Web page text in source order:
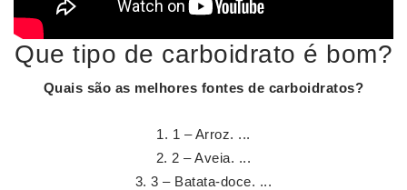
Que tipo de carboidrato é bom?
Quais são as melhores fontes de carboidratos?
1 – Arroz. ...
2 – Aveia. ...
3 – Batata-doce. ...